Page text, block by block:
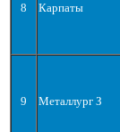
8 Карпаты
9 Металлург З